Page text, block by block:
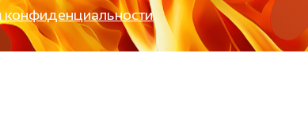
конфиденциальности.